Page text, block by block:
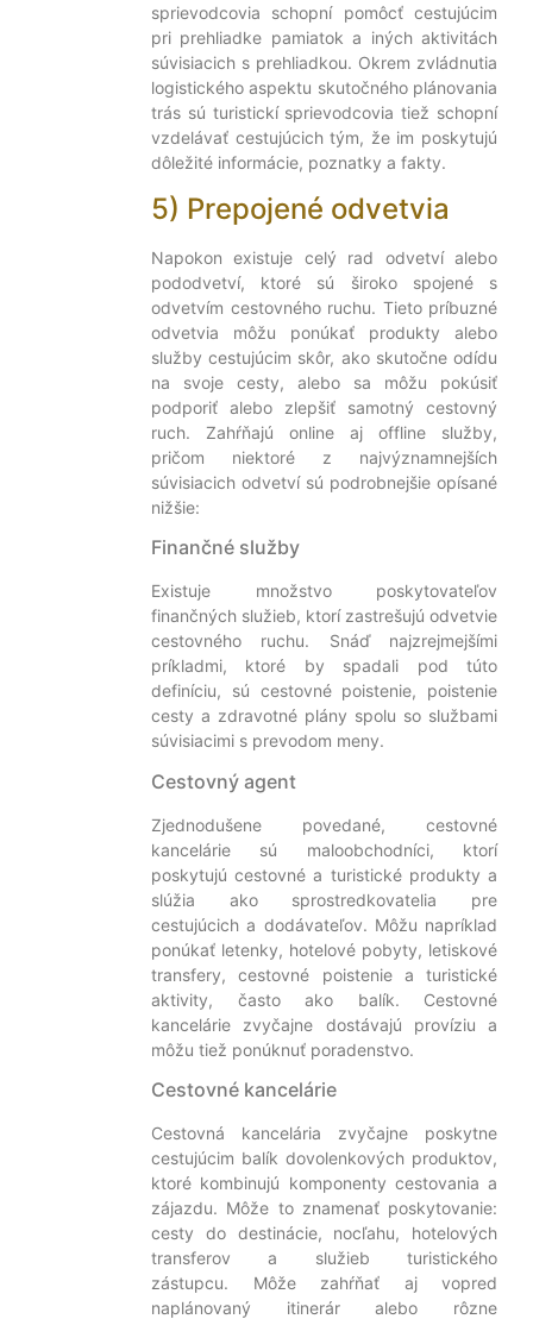
sprievodcovia schopní pomôcť cestujúcim
pri prehliadke pamiatok a iných aktivitách
súvisiacich s prehliadkou. Okrem zvládnutia
logistického aspektu skutočného plánovania
trás sú turistickí sprievodcovia tiež schopní
vzdelávať cestujúcich tým, že im poskytujú
dôležité informácie, poznatky a fakty.
5) Prepojené odvetvia
Napokon existuje celý rad odvetví alebo
pododvetví, ktoré sú široko spojené s
odvetvím cestovného ruchu. Tieto príbuzné
odvetvia môžu ponúkať produkty alebo
služby cestujúcim skôr, ako skutočne odídu
na svoje cesty, alebo sa môžu pokúsiť
podporiť alebo zlepšiť samotný cestovný
ruch. Zahŕňajú online aj offline služby,
pričom niektoré z najvýznamnejších
súvisiacich odvetví sú podrobnejšie opísané
nižšie:
Finančné služby
Existuje množstvo poskytovateľov
finančných služieb, ktorí zastrešujú odvetvie
cestovného ruchu. Snáď najzrejmejšími
príkladmi, ktoré by spadali pod túto
definíciu, sú cestovné poistenie, poistenie
cesty a zdravotné plány spolu so službami
súvisiacimi s prevodom meny.
Cestovný agent
Zjednodušene povedané, cestovné
kancelárie sú maloobchodníci, ktorí
poskytujú cestovné a turistické produkty a
slúžia ako sprostredkovatelia pre
cestujúcich a dodávateľov. Môžu napríklad
ponúkať letenky, hotelové pobyty, letiskové
transfery, cestovné poistenie a turistické
aktivity, často ako balík. Cestovné
kancelárie zvyčajne dostávajú províziu a
môžu tiež ponúknuť poradenstvo.
Cestovné kancelárie
Cestovná kancelária zvyčajne poskytne
cestujúcim balík dovolenkových produktov,
ktoré kombinujú komponenty cestovania a
zájazdu. Môže to znamenať poskytovanie:
cesty do destinácie, nocľahu, hotelových
transferov a služieb turistického
zástupcu. Môže zahŕňať aj vopred
naplánovaný itinerár alebo rôzne